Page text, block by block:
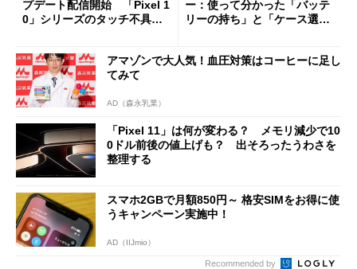
プデート配信開始 「Pixel 1
0」シリーズのタッチ不具合
ー：使って分かった「バッテ
リーの持ち」と「ケース選
アマゾンで大人気！血圧対策はコーヒーに足し
てみて
AD（森永乳業）
「Pixel 11」は何が変わる？ メモリ減少で10
0ドル前後の値上げも？ 出そろったうわさを
整理する
スマホ2GBで月額850円～ 格安SIMをお得に使
うキャンペーン実施中！
AD（IIJmio）
Recommended by